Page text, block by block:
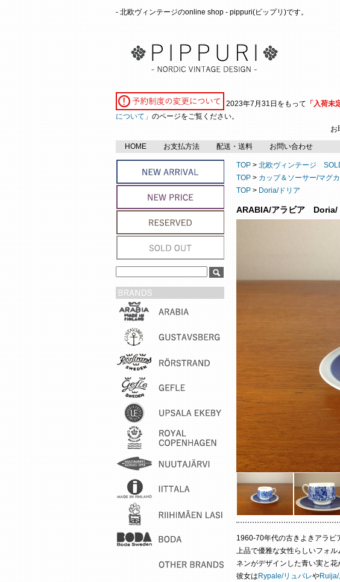
- 北欧ヴィンテージのonline shop - pippuri(ピップリ)です。
2023年7月31日をもって 「入荷
について」 のページをご覧ください。
お
HOME お支払方法 配送・送料 お問い合わせ
TOP > 北欧ヴィンテージ
TOP > カップ＆ソーサー/マグ
TOP > Doria/ドリア
ARABIA/アラビア Doria/
1960-70年代の古きよきアラビ
上品で優雅な女性らしいフォ
ネンがデザインした青い実と花
彼女は Rypale/リュパレや